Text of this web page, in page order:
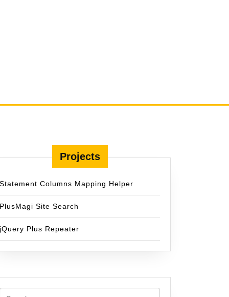
Projects
Statement Columns Mapping Helper
PlusMagi Site Search
jQuery Plus Repeater